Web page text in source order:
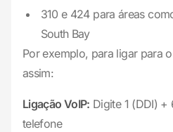
310 e 424 para áreas
South Bay
Por exemplo, para ligar para
assim:
Ligação VoIP: Digite 1 (DDI)
telefone